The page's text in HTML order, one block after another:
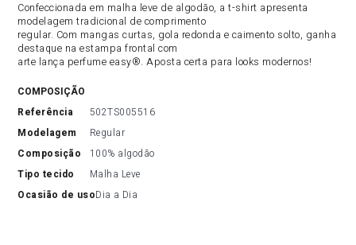
Confeccionada em malha leve de algodão, a t-shirt apresenta
modelagem tradicional de comprimento
regular. Com mangas curtas, gola redonda e caimento solto, ganha
destaque na estampa frontal com
arte lança perfume easy®. Aposta certa para looks modernos!
COMPOSIÇÃO
referência
502TS005516
modelagem
Regular
composição
100% algodão
tipo tecido
Malha Leve
ocasião de usoDia a Dia